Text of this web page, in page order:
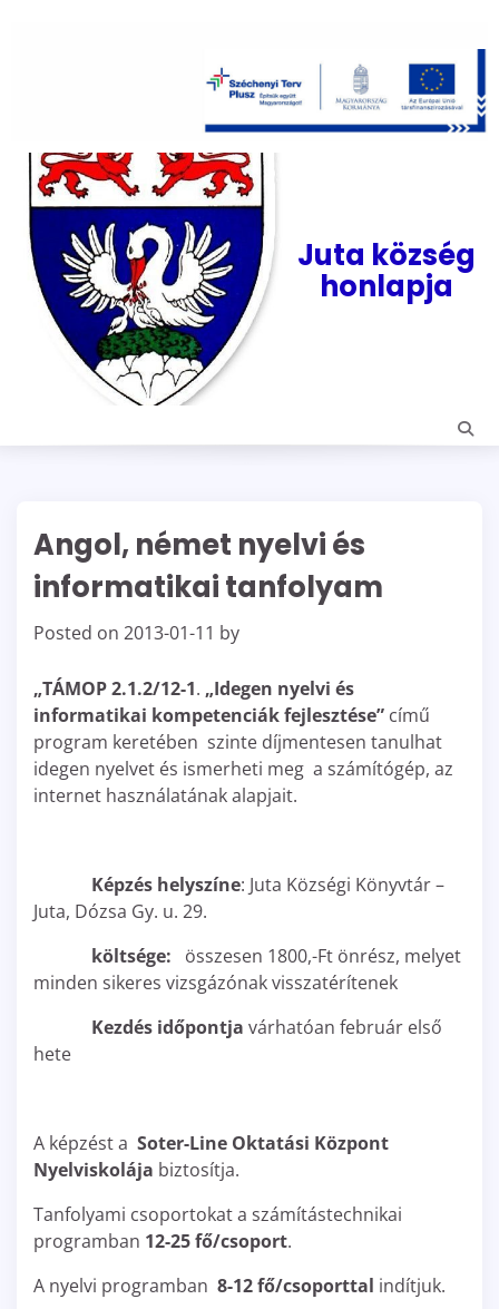
content
Juta község
honlapja
Angol, német nyelvi és
informatikai tanfolyam
Posted on 2013-01-11 by
„TÁMOP 2.1.2/12-1. „Idegen nyelvi és
informatikai kompetenciák fejlesztése” című
program keretében szinte díjmentesen tanulhat
idegen nyelvet és ismerheti meg a számítógép, az
internet használatának alapjait.
Képzés helyszíne: Juta Községi Könyvtár –
Juta, Dózsa Gy. u. 29.
költsége:
összesen 1800,-Ft önrész, melyet
minden sikeres vizsgázónak visszatérítenek
Kezdés időpontja várhatóan február első
hete
A képzést a Soter-Line Oktatási Központ
Nyelviskolája biztosítja.
Tanfolyami csoportokat a számítástechnikai
programban 12-25 fő/csoport.
A nyelvi programban 8-12 fő/csoporttal indítjuk.